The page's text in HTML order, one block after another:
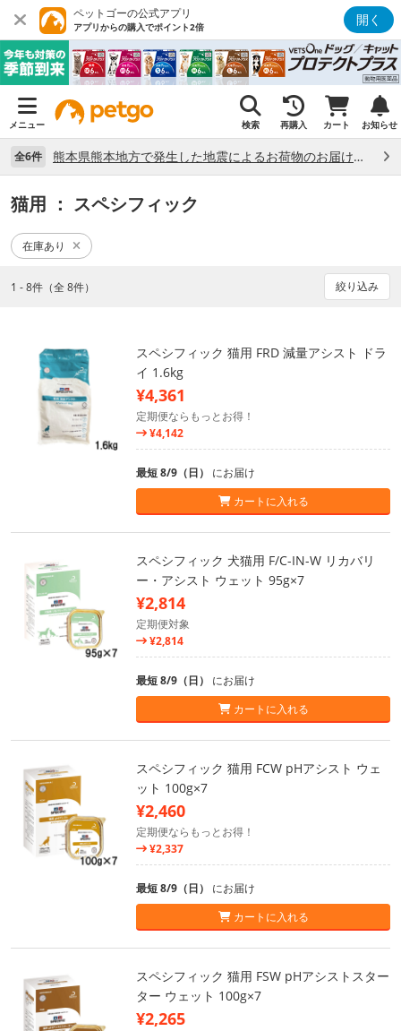
ペットゴーの公式アプリ
アプリからの購入でポイント2倍 開く
メニュー 検索 再購入 カート お知らせ
全6件 熊本県熊本地方で発生した地震によるお荷物のお届け状況について （7/28）
猫用 ： スペシフィック
在庫あり
1 - 8件（全 8件） 絞り込み
スペシフィック 猫用 FRD 減量アシスト ドラ
イ 1.6kg
¥4,361
定期便ならもっとお得！
¥4,142
最短 8/9（日） にお届け
カートに入れる
スペシフィック 犬猫用 F/C-IN-W リカバリ
ー・アシスト ウェット 95g×7
¥2,814
定期便対象
¥2,814
最短 8/9（日） にお届け
カートに入れる
スペシフィック 猫用 FCW pHアシスト ウェ
ット 100g×7
¥2,460
定期便ならもっとお得！
¥2,337
最短 8/9（日） にお届け
カートに入れる
スペシフィック 猫用 FSW pHアシストスター
ター ウェット 100g×7
¥2,265